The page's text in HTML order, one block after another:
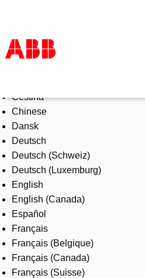
Products & Solutions
Industries
Services
About us
Where to buy
Contact us
Careers
Čeština
Chinese
Dansk
Deutsch
Deutsch (Schweiz)
Deutsch (Luxemburg)
English
English (Canada)
Español
Français
Français (Belgique)
Français (Canada)
Français (Suisse)